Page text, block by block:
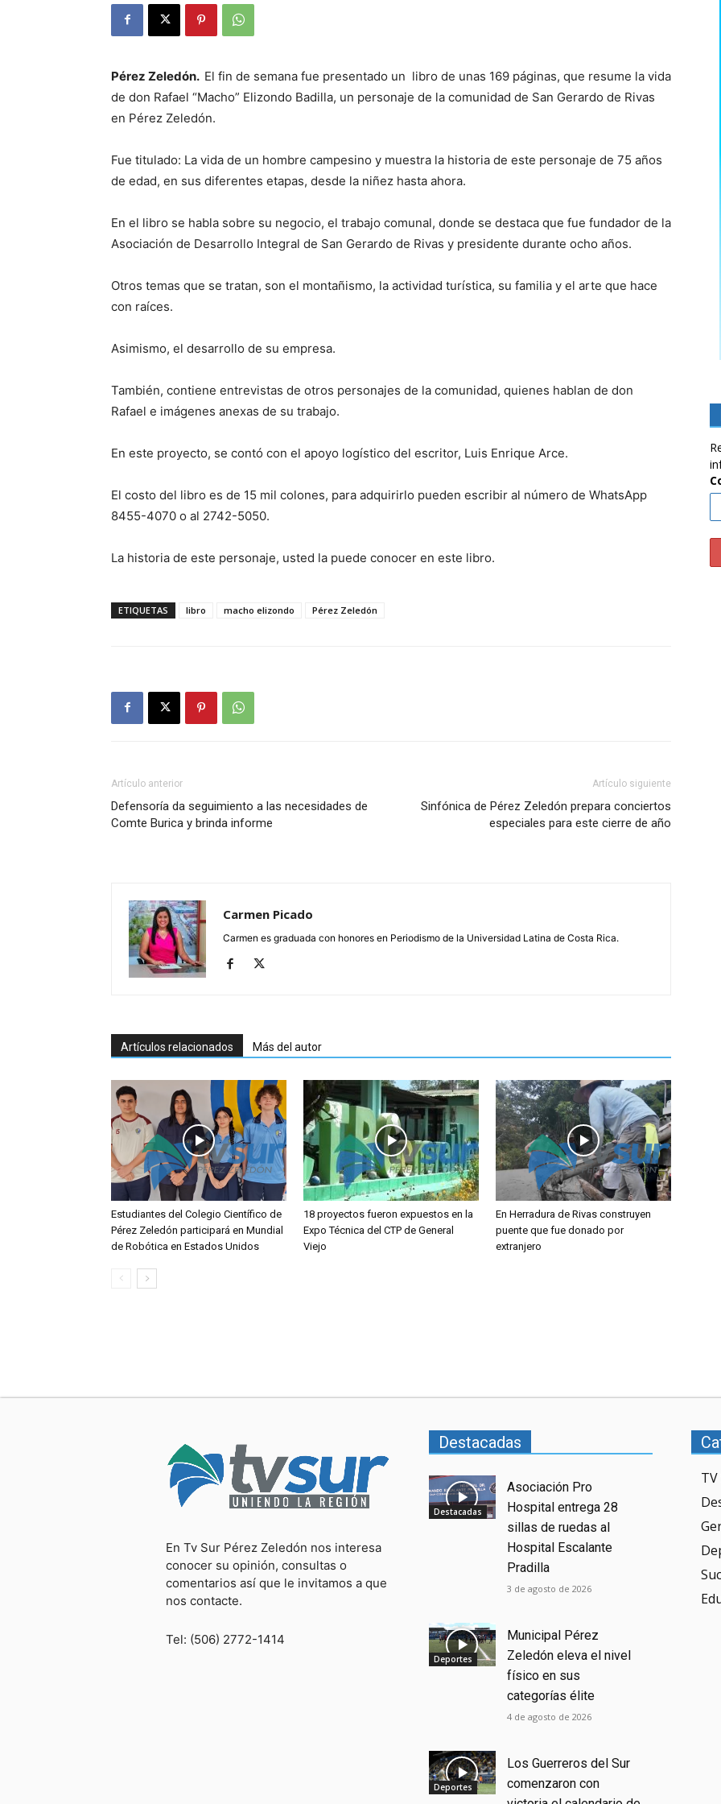
Pérez Zeledón. El fin de semana fue presentado un libro de unas 169 páginas, que resume la vida
de don Rafael “Macho” Elizondo Badilla, un personaje de la comunidad de San Gerardo de Rivas
en Pérez Zeledón.
Fue titulado: La vida de un hombre campesino y muestra la historia de este personaje de 75 años
de edad, en sus diferentes etapas, desde la niñez hasta ahora.
En el libro se habla sobre su negocio, el trabajo comunal, donde se destaca que fue fundador de la
Asociación de Desarrollo Integral de San Gerardo de Rivas y presidente durante ocho años.
Otros temas que se tratan, son el montañismo, la actividad turística, su familia y el arte que hace
con raíces.
Asimismo, el desarrollo de su empresa.
También, contiene entrevistas de otros personajes de la comunidad, quienes hablan de don
Rafael e imágenes anexas de su trabajo.
En este proyecto, se contó con el apoyo logístico del escritor, Luis Enrique Arce.
El costo del libro es de 15 mil colones, para adquirirlo pueden escribir al número de WhatsApp
8455-4070 o al 2742-5050.
La historia de este personaje, usted la puede conocer en este libro.
ETIQUETAS libro macho elizondo Pérez Zeledón
Artículo anterior
Defensoría da seguimiento a las necesidades de
Comte Burica y brinda informe
Artículo siguiente
Sinfónica de Pérez Zeledón prepara conciertos
especiales para este cierre de año
Carmen Picado
Carmen es graduada con honores en Periodismo de la Universidad Latina de Costa Rica.
Artículos relacionados Más del autor
Estudiantes del Colegio Científico de
Pérez Zeledón participará en Mundial
de Robótica en Estados Unidos
18 proyectos fueron expuestos en la
Expo Técnica del CTP de General
Viejo
En Herradura de Rivas construyen
puente que fue donado por
extranjero
En Tv Sur Pérez Zeledón nos interesa
conocer su opinión, consultas o
comentarios así que le invitamos a que
nos contacte.
Tel: (506) 2772-1414
Destacadas
Destacadas
Asociación Pro
Hospital entrega 28
sillas de ruedas al
Hospital Escalante
Pradilla
3 de agosto de 2026
Deportes
Municipal Pérez
Zeledón eleva el nivel
físico en sus
categorías élite
4 de agosto de 2026
Deportes
Los Guerreros del Sur
comenzaron con